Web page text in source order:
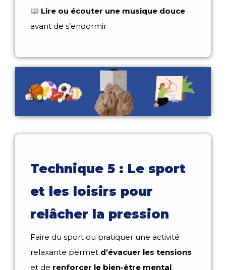
Lire ou écouter une musique douce
avant de s’endormir
Technique 5 : Le sport
et les loisirs pour
relâcher la pression
Faire du sport ou pratiquer une activité
relaxante permet d’évacuer les tensions
et de renforcer le bien-être mental.